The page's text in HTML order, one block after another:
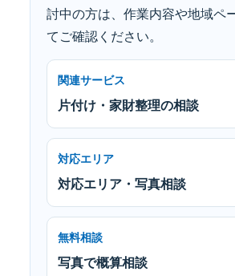
討中の方は、作業内容や地域ペ
てご確認ください。
関連サービス
片付け・家財整理の相談
対応エリア
対応エリア・写真相談
無料相談
写真で概算相談